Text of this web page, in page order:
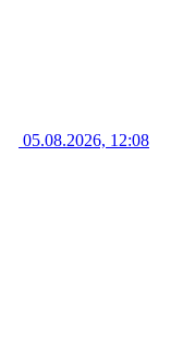
05.08.2026, 12:08